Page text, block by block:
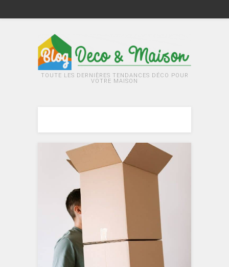
TOUTE LES DERNIÈRES TENDANCES DÉCO POUR
VOTRE MAISON